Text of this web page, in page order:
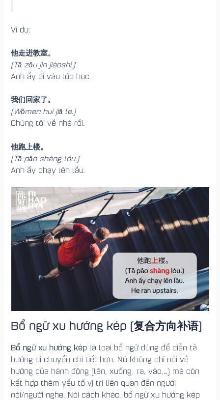
Ví dụ:
他走进教室。
(Tā zǒu jìn jiàoshì.)
Anh ấy đi vào lớp học.
我们回家了。
(Wǒmen huí jiā le.)
Chúng tôi về nhà rồi.
他跑上楼。
(Tā pǎo shàng lóu.)
Anh ấy chạy lên lầu.
Bổ ngữ xu hướng kép (复合方向补语)
Bổ ngữ xu hướng kép là loại bổ ngữ dùng để diễn tả
hướng di chuyển chi tiết hơn. Nó không chỉ nói về
hướng của hành động (lên, xuống, ra, vào,…) mà còn
kết hợp thêm yếu tố vị trí liên quan đến người
nói/người nghe. Nói cách khác, bổ ngữ xu hướng kép